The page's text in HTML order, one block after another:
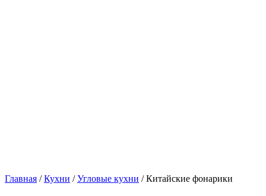
Главная /Кухни /Угловые кухни / Китайские фонарики